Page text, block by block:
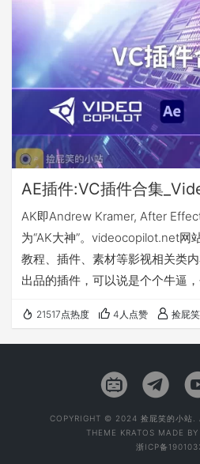
眼球…
AK即Andrew Kramer, After
为“AK大神”。videocopilot.net网
教程、插件、素材等影视相关类
出品的插件，可以说是个个牛逼
维插件）（6月11日更新，支持
v1.3.5_OSX（光效插件）
21517点热度 4人点赞 捡屁笑
COPYRIGHT © 2024 捡屁笑的小站.
THEME KRATOS MADE BY
浙ICP备